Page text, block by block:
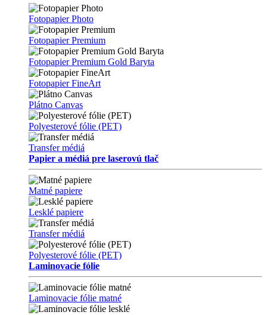
Fotopapier Photo
Fotopapier Premium
Fotopapier Premium Gold Baryta
Fotopapier FineArt
Plátno Canvas
Polyesterové fólie (PET)
Transfer médiá
Papier a médiá pre laserovú tlač
Matné papiere
Lesklé papiere
Transfer médiá
Polyesterové fólie (PET)
Laminovacie fólie
Laminovacie fólie matné